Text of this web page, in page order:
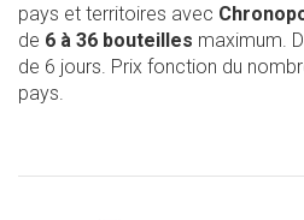
pays et territoires avec
de 6 à 36 bouteilles maximum.
de 6 jours. Prix fonction du
pays.